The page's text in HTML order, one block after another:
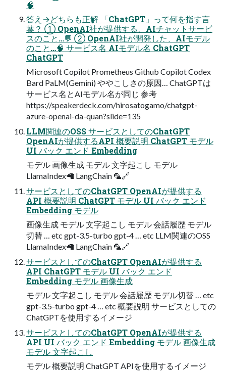
🧠
答え→どちらも正解 「ChatGPT」って何を指す⾔
葉？ ① OpenAI社が提供する、AIチャットサービ
スのこと…💬 ② OpenAI社が開発した、AIモデル
のこと…🧠 サービス名 AIモデル名 ChatGPT
ChatGPT
Microsoft Copilot Prometheus Github Copilot Codex
Bard PaLM(Gemini) ややこしさの原因… ChatGPTは
サービス名とAIモデル名が同じ 参考
https://speakerdeck.com/hirosatogamo/chatgpt-
azure-openai-da-quan?slide=135
LLM関連のOSS サービスとしてのChatGPT
OpenAIが提供するAPI 概要説明 ChatGPT モデル
UI バック エンド Embedding
モデル 画像⽣成 モデル ⽂字起こし モデル
LlamaIndex🦙 LangChain 🦜🔗
サービスとしてのChatGPT OpenAIが提供する
API 概要説明 ChatGPT モデル UI バック エンド
Embedding モデル
画像⽣成 モデル ⽂字起こし モデル 会話履歴 モデル
切替 … etc gpt-3.5-turbo gpt-4 … etc LLM関連のOSS
LlamaIndex🦙 LangChain 🦜🔗
サービスとしてのChatGPT OpenAIが提供する
API ChatGPT モデル UI バック エンド
Embedding モデル 画像⽣成
モデル ⽂字起こし モデル 会話履歴 モデル切替 … etc
gpt-3.5-turbo gpt-4 … etc 概要説明 サービスとしての
ChatGPTを使⽤するイメージ
サービスとしてのChatGPT OpenAIが提供する
API UI バック エンド Embedding モデル 画像⽣成
モデル ⽂字起こし
モデル 概要説明 ChatGPT APIを使⽤するイメージ